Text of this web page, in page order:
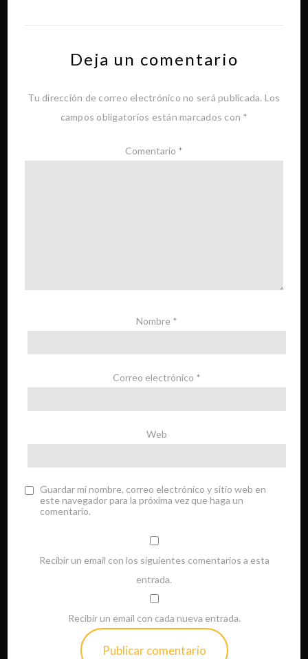
Deja un comentario
Tu dirección de correo electrónico no será publicada. Los
campos obligatorios están marcados con *
Comentario *
Nombre *
Correo electrónico *
Web
Guardar mi nombre, correo electrónico y sitio web en
este navegador para la próxima vez que haga un
comentario.
Recibir un email con los siguientes comentarios a esta
entrada.
Recibir un email con cada nueva entrada.